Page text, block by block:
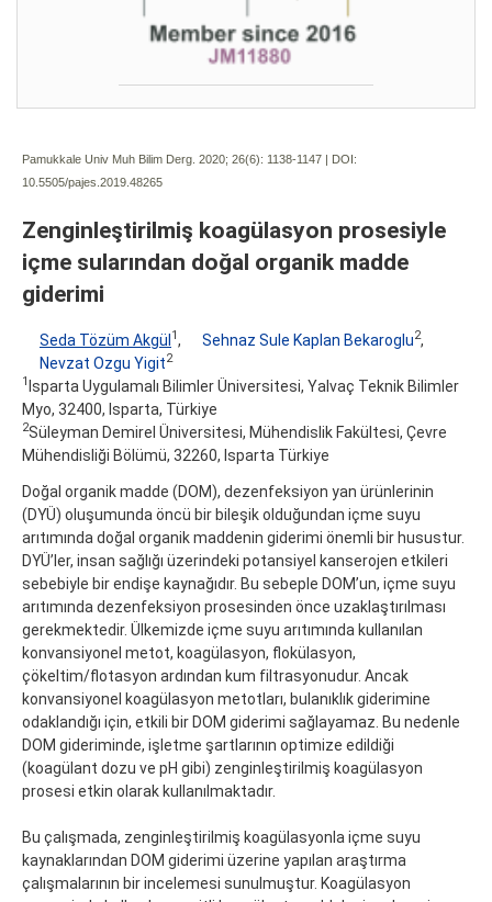
Pamukkale Univ Muh Bilim Derg. 2020; 26(6): 1138-1147 | DOI:
10.5505/pajes.2019.48265
Zenginleştirilmiş koagülasyon prosesiyle
içme sularından doğal organik madde
giderimi
Seda Tözüm Akgül 1 , Sehnaz Sule Kaplan Bekaroglu2,
Nevzat Ozgu Yigit2
1 Isparta Uygulamalı Bilimler Üniversitesi, Yalvaç Teknik Bilimler
Myo, 32400, Isparta, Türkiye
2Süleyman Demirel Üniversitesi, Mühendislik Fakültesi, Çevre
Mühendisliği Bölümü, 32260, Isparta Türkiye
Doğal organik madde (DOM), dezenfeksiyon yan ürünlerinin
(DYÜ) oluşumunda öncü bir bileşik olduğundan içme suyu
arıtımında doğal organik maddenin giderimi önemli bir husustur.
DYÜ’ler, insan sağlığı üzerindeki potansiyel kanserojen etkileri
sebebiyle bir endişe kaynağıdır. Bu sebeple DOM’un, içme suyu
arıtımında dezenfeksiyon prosesinden önce uzaklaştırılması
gerekmektedir. Ülkemizde içme suyu arıtımında kullanılan
konvansiyonel metot, koagülasyon, flokülasyon,
çökeltim/flotasyon ardından kum filtrasyonudur. Ancak
konvansiyonel koagülasyon metotları, bulanıklık giderimine
odaklandığı için, etkili bir DOM giderimi sağlayamaz. Bu nedenle
DOM gideriminde, işletme şartlarının optimize edildiği
(koagülant dozu ve pH gibi) zenginleştirilmiş koagülasyon
prosesi etkin olarak kullanılmaktadır.
Bu çalışmada, zenginleştirilmiş koagülasyonla içme suyu
kaynaklarından DOM giderimi üzerine yapılan araştırma
çalışmalarının bir incelemesi sunulmuştur. Koagülasyon